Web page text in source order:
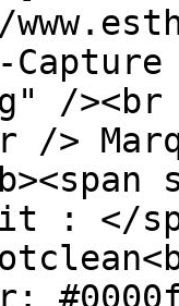
/
/>
: </